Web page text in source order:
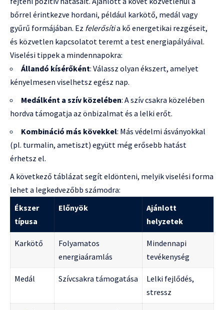
bőrrel érintkezve hordani, például karkötő, medál vagy
gyűrű formájában. Ez felerősítia kő energetikai rezgéseit,
és közvetlen kapcsolatot teremt a test energiapályáival.
Viselési tippek a mindennapokra:
Állandó kísérőként: Válassz olyan ékszert, amelyet
kényelmesen viselhetsz egész nap.
Medálként a szív közelében: A szív csakra közelében
hordva támogatja az önbizalmat és a lelki erőt.
Kombináció más kövekkel: Más védelmi ásványokkal
(pl. turmalin, ametiszt) együtt még erősebb hatást
érhetsz el.
A következő táblázat segít eldönteni, melyik viselési forma
lehet a legkedvezőbb számodra:
Ékszer
típusa
Előnyök
Ajánlott
helyzetek
Karkötő
Folyamatos
energiaáramlás
Mindennapi
tevékenység
Medál Szívcsakra támogatása
Lelki fejlődés,
stressz